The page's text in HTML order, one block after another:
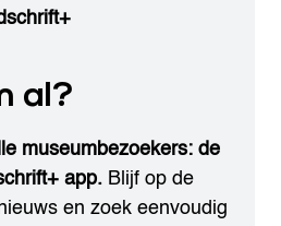
al?
museumbezoekers: de
app. Blijf op de
en zoek eenvoudig